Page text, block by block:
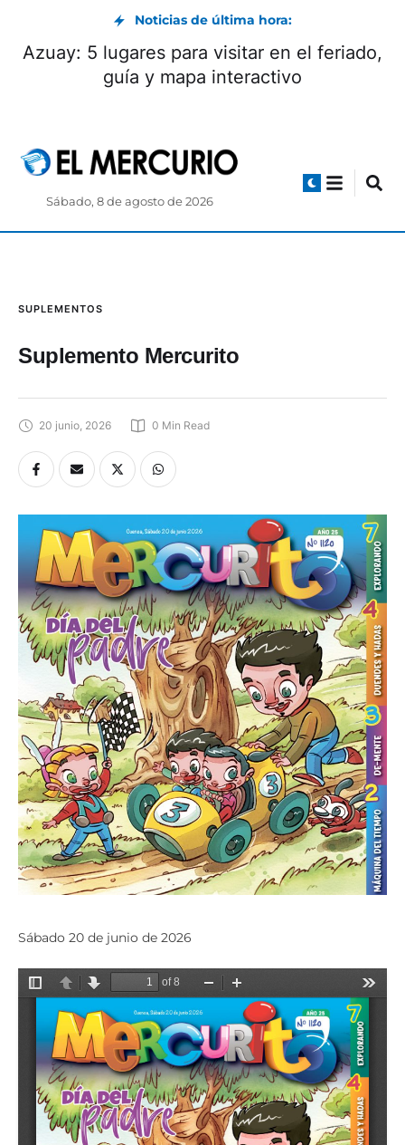
Noticias de última hora:
Azuay: 5 lugares para visitar en el feriado,
guía y mapa interactivo
Sábado, 8 de agosto de 2026
SUPLEMENTOS
Suplemento Mercurito
20 junio, 2026 0 Min Read
Sábado 20 de junio de 2026